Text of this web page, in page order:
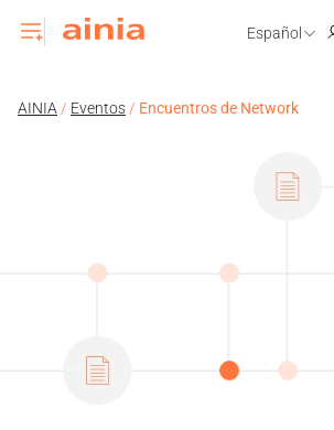
Español
AINIA / Eventos / Encuentros de Network